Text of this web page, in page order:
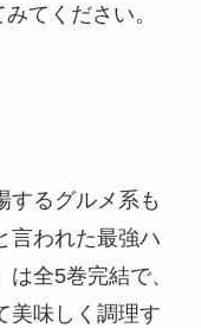
てください。
するグルメ系も
言われた最強ハ
全5巻完結で、
美味しく調理す